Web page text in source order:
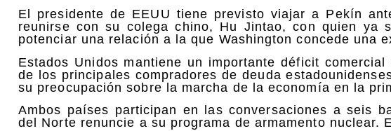
El presidente de EEUU tiene previsto viajar a Pekín
reunirse con su colega chino, Hu Jintao, con quien ya
potenciar una relación a la que Washington concede una
Estados Unidos mantiene un importante déficit
de los principales compradores de deuda
su preocupación sobre la marcha de la economía en la
Ambos países participan en las conversaciones a seis
del Norte renuncie a su programa de armamento nuclear.